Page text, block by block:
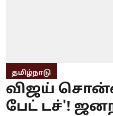
தமிழ்நாடு
விஜய் சொன்ன
பேட் டச்'!